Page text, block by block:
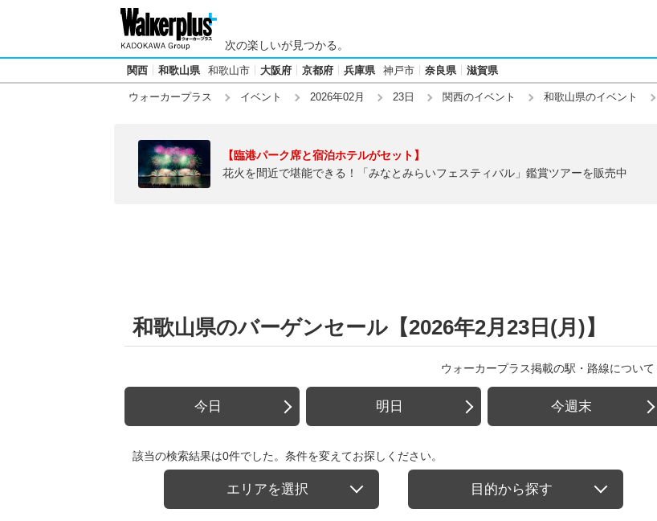
次の楽しいが見つかる。
関西 和歌山県 和歌山市 大阪府 京都府 兵庫県 神戸市 奈良県 滋賀県
ウォーカープラス イベント 2026年02月 23日 関西のイベント 和歌山県のイベント
【臨港パーク席と宿泊ホテルがセット】
花火を間近で堪能できる！「みなとみらいフェスティバル」鑑賞ツアーを販売中
和歌山県のバーゲンセール【2026年2月23日(月)】
ウォーカープラス掲載の駅・路線について
今日 明日 今週末
該当の検索結果は0件でした。条件を変えてお探しください。
エリアを選択 目的から探す